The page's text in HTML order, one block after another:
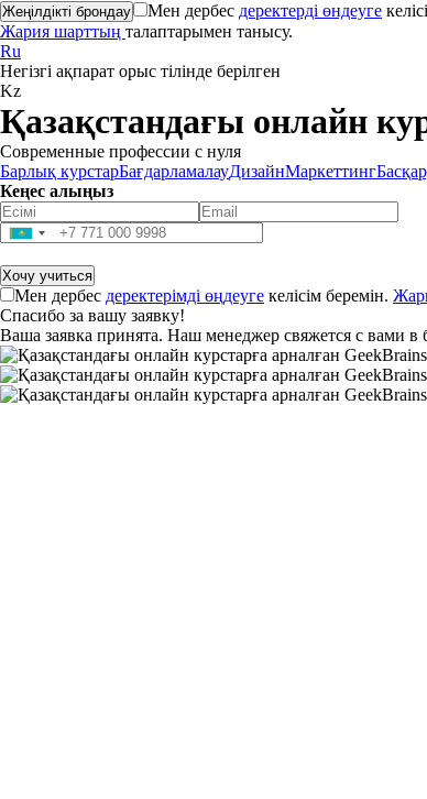
Мен дербес деректерді өндеуге
Жария шарттың талаптарымен танысу.
Ru
Негізгі ақпарат орыс тілінде берілген
Kz
Қазақстандағы онлайн
Современные профессии с нуля
Барлық курстарБағдарламалауДизайнМаркеттинг
Кеңес алыңыз
Мен дербес деректерімді өңдеуге келісім беремін.
Спасибо за вашу заявку!
Ваша заявка принята. Наш менеджер свяжется с вами в